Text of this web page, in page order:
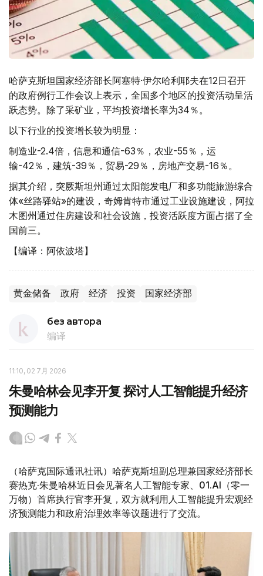
哈萨克斯坦国家经济部长阿塞特·伊尔哈利耶夫在12日召开
的政府例行工作会议上表示，全国多个地区的投资活动呈活
跃态势。除了采矿业，平均投资增长率为34％。
以下行业的投资增长较为明显：
制造业-2.4倍，信息和通信-63％，农业-55％，运
输-42％，建筑-39％，贸易-29％，房地产交易-16％。
据其介绍，突厥斯坦州通过太阳能发电厂和多功能旅游综合
体«丝路驿站»的建设，奇姆肯特市通过工业设施建设，阿拉
木图州通过住房建设和社会设施，投资活跃度方面占据了全
国前三。
【编译：阿依波塔】
黄金储备 政府 经济 投资 国家经济部
без автора
编译
11:10, 02 7月 2026
朱曼哈林会见李开复 探讨人工智能提升经济
预测能力
（哈萨克国际通讯社讯）哈萨克斯坦副总理兼国家经济部长
赛热克·朱曼哈林近日会见著名人工智能专家、01.AI （零一
万物）首席执行官李开复，双方就利用人工智能提升宏观经
济预测能力和政府治理效率等议题进行了交流。